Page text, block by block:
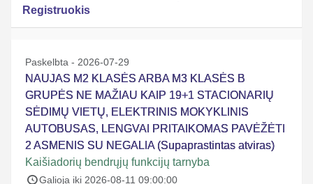
Registruokis
Paskelbta - 2026-07-29
NAUJAS M2 KLASĖS ARBA M3 KLASĖS B
GRUPĖS NE MAŽIAU KAIP 19+1 STACIONARIŲ
SĖDIMŲ VIETŲ, ELEKTRINIS MOKYKLINIS
AUTOBUSAS, LENGVAI PRITAIKOMAS PAVĖŽĖTI
2 ASMENIS SU NEGALIA (Supaprastintas atviras)
Kaišiadorių bendrųjų funkcijų tarnyba
Galioja iki 2026-08-11 09:00:00